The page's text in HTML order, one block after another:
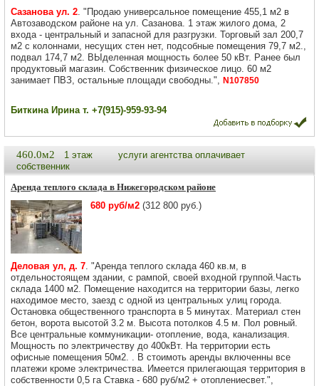
Сазанова ул. 2. "Продаю универсальное помещение 455,1 м2 в
Автозаводском районе на ул. Сазанова. 1 этаж жилого дома, 2
входа - центральный и запасной для разгрузки. Торговый зал 200,7
м2 с колоннами, несущих стен нет, подсобные помещения 79,7 м2.,
подвал 174,7 м2. ВЫделенная мощность более 50 кВт. Ранее был
продуктовый магазин. Собственник физическое лицо. 60 м2
занимает ПВЗ, остальные площади свободны.", N107850
Биткина Ирина т. +7(915)-959-93-94
460.0м2 1 этаж
услуги агентства оплачивает
собственник
Аренда теплого склада в Нижегородском районе
680 руб/м2 (312 800 руб.)
Деловая ул, д. 7. "Аренда теплого склада 460 кв.м, в
отдельностоящем здании, с рампой, своей входной группой.Часть
склада 1400 м2. Помещение находится на территории базы, легко
находимое место, заезд с одной из центральных улиц города.
Остановка общественного транспорта в 5 минутах. Материал стен
бетон, ворота высотой 3.2 м. Высота потолков 4.5 м. Пол ровный.
Все центральные коммуникации- отопление, вода, канализация.
Мощность по электричеству до 400кВт. На территории есть
офисные помещения 50м2. . В стоимоть аренды включенны все
платежи кроме электричества. Имеется прилегающая территория в
собственности 0,5 га Ставка - 680 руб/м2 + отоплениесвет.",